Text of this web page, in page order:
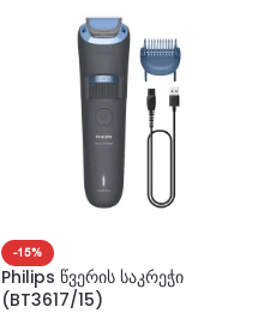
-15%
Philips წვერის საკრეჭი
(BT3617/15)